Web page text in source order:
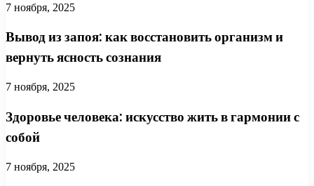
7 ноября, 2025
Вывод из запоя: как восстановить организм и
вернуть ясность сознания
7 ноября, 2025
Здоровье человека: искусство жить в гармонии с
собой
7 ноября, 2025